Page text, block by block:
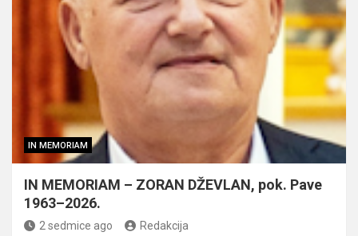
IN MEMORIAM
IN MEMORIAM – ZORAN DŽEVLAN, pok. Pave
1963–2026.
2 sedmice ago Redakcija